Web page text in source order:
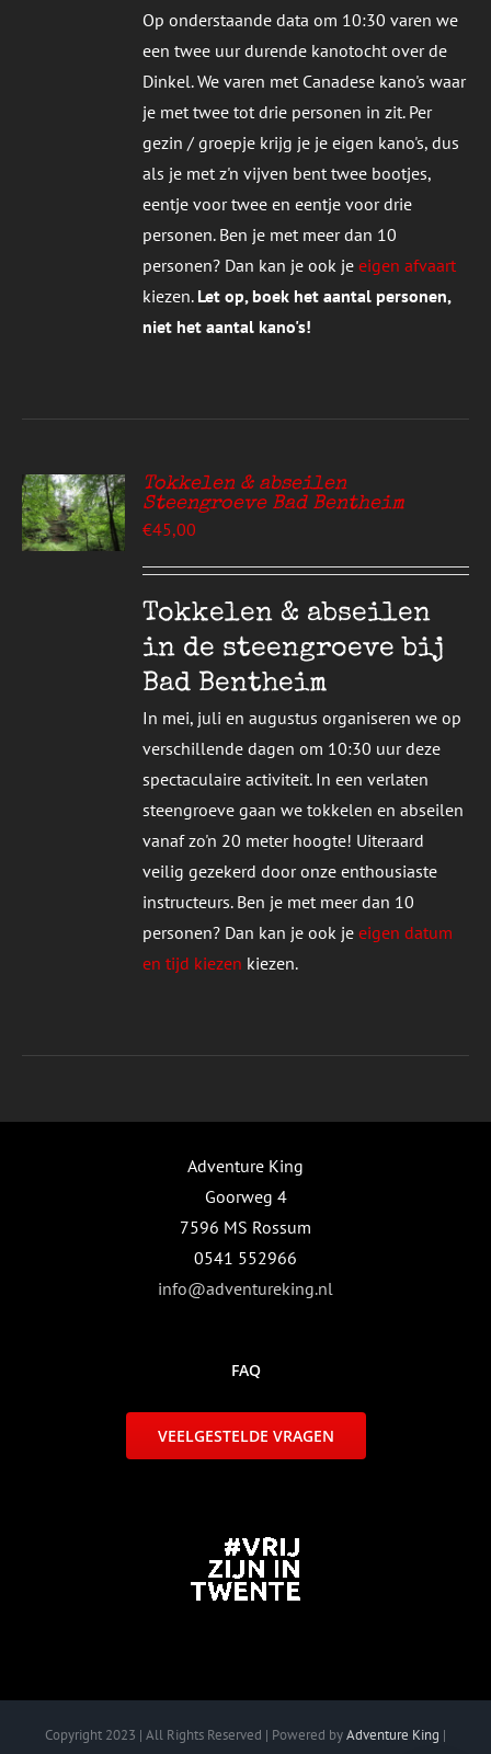
Op onderstaande data om 10:30 varen we
een twee uur durende kanotocht over de
Dinkel. We varen met Canadese kano's waar
je met twee tot drie personen in zit. Per
gezin / groepje krijg je je eigen kano's, dus
als je met z'n vijven bent twee bootjes,
eentje voor twee en eentje voor drie
personen. Ben je met meer dan 10
personen? Dan kan je ook jeeigen afvaart
kiezen. Let op, boek het aantal personen,
niet het aantal kano's!
Tokkelen & abseilen
Steengroeve Bad Bentheim
€45,00
Tokkelen & abseilen
in de steengroeve bij
Bad Bentheim
In mei, juli en augustus organiseren we op
verschillende dagen om 10:30 uur deze
spectaculaire activiteit. In een verlaten
steengroeve gaan we tokkelen en abseilen
vanaf zo'n 20 meter hoogte! Uiteraard
veilig gezekerd door onze enthousiaste
instructeurs. Ben je met meer dan 10
personen? Dan kan je ook jeeigen datum
en tijd kiezen kiezen.
Adventure King
Goorweg 4
7596 MS Rossum
0541 552966
info@adventureking.nl
FAQ
VEELGESTELDE VRAGEN
Copyright 2023 | All Rights Reserved | Powered byAdventure King |